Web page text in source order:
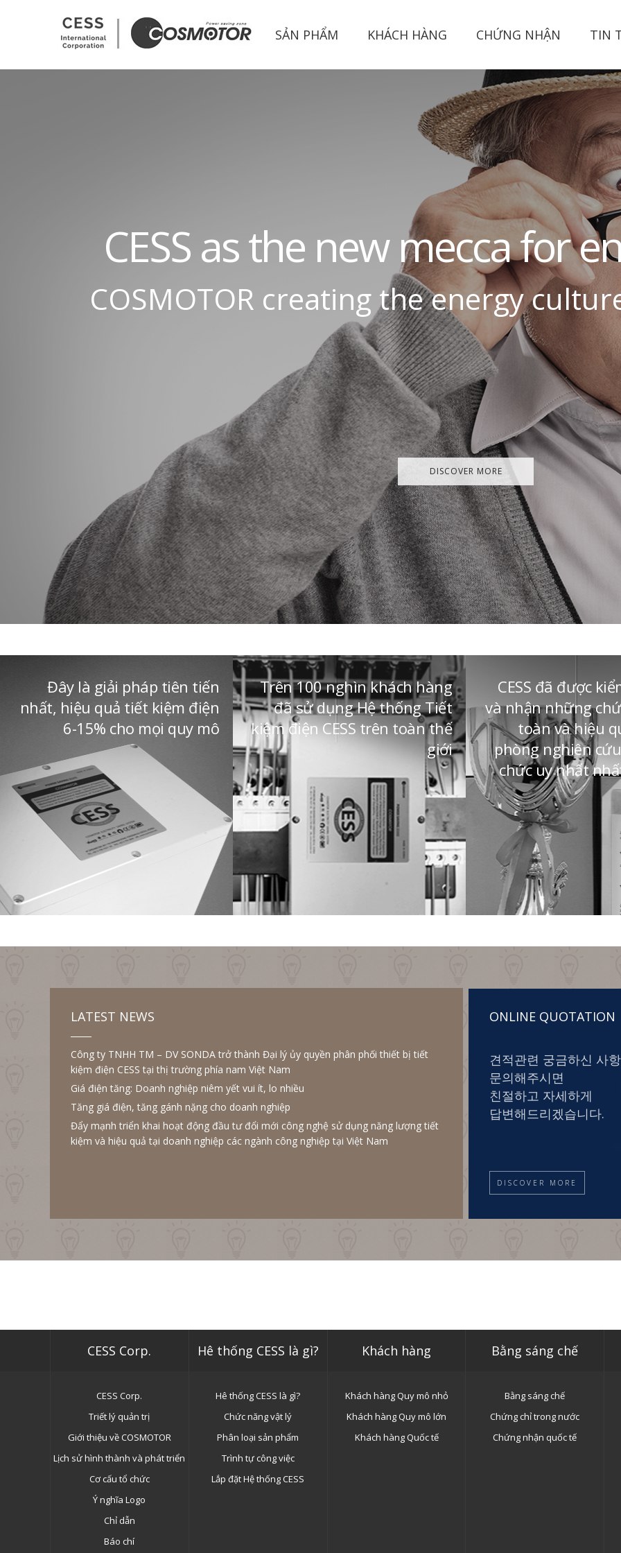
CESS CORP. SẢN PHẨM KHÁCH HÀNG CHỨNG NHẬN TIN
CESSasthe new meccafore
COSMOTOR creatingtheenergycultur
DISCOVER MORE
Đây là giải pháp tiên tiến
nhất, hiệu quả tiết kiệm điện
6-15% cho mọi quy mô
Trên 100 nghìn khách hàng
đã sử dụng Hệ thống Tiết
kiệm điện CESS trên toàn thế
giới
CESS đã được
và nhận những
toàn và hiệu
phòng nghiên
chức uy nhất
LATEST NEWS
Công ty TNHH TM – DV SONDA trở thành Đại lý ủy quyền phân phối thiết bị tiết
kiệm điện CESS tại thị trường phía nam Việt Nam
Giá điện tăng: Doanh nghiệp niêm yết vui ít, lo nhiều
Tăng giá điện, tăng gánh nặng cho doanh nghiệp
Đẩy mạnh triển khai hoạt động đầu tư đổi mới công nghệ sử dụng năng lượng tiết
kiệm và hiệu quả tại doanh nghiệp các ngành công nghiệp tại Việt Nam
ONLINE QUOTATION
견적관련 궁금하신 사
문의해주시면
친절하고 자세하게
답변해드리겠습니다.
DISCOVER MORE
CESS Corp. Hê thống CESS là gì? Khách hàng Bằng sáng chế
CESS Corp.
Triết lý quản trị
Giới thiệu về COSMOTOR
Lịch sử hình thành và phát triển
Cơ cấu tổ chức
Ý nghĩa Logo
Chỉ dẫn
Báo chí
Hê thống CESS là gì?
Chức năng vật lý
Phân loại sản phẩm
Trình tự công việc
Lắp đặt Hệ thống CESS
Khách hàng Quy mô nhỏ
Khách hàng Quy mô lớn
Khách hàng Quốc tế
Bằng sáng chế
Chứng chỉ trong nước
Chứng nhận quốc tế